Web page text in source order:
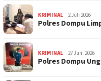
KRIMINAL 2 Juli 2026
Polres Dompu
KRIMINAL 27 Juni 2026
Polres Dompu